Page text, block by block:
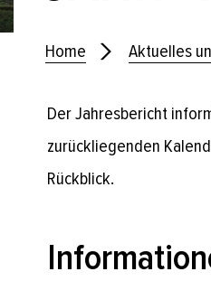
Home Aktuelles
Der Jahresbericht
zurückliegenden
Rückblick.